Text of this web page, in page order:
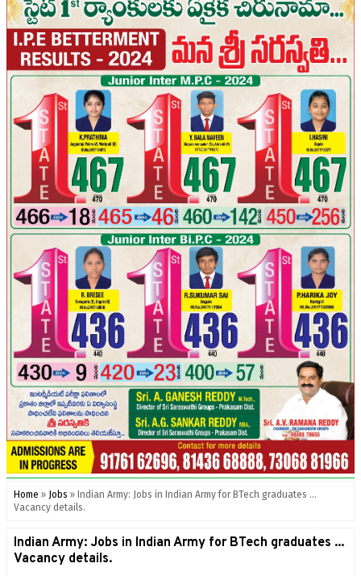
Home » Jobs » Indian Army: Jobs in Indian Army for BTech graduates ...
Vacancy details.
Indian Army: Jobs in Indian Army for BTech graduates ...
Vacancy details.